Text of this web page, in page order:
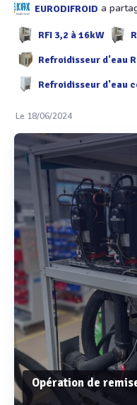
EURODIFROID a
RFI 3,2 à 16kW
Refroidisseur d'eau
Refroidisseur d'eau
Le 18/06/2024
Opération de